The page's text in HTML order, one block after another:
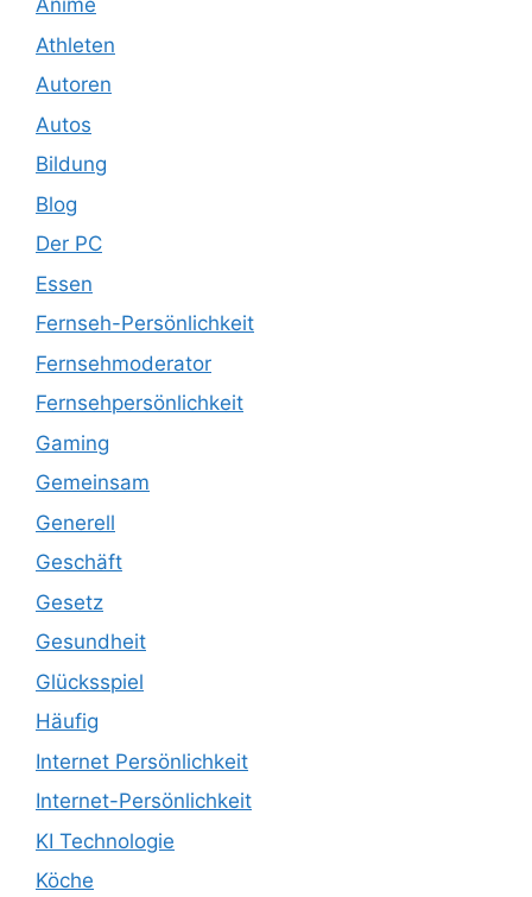
Anime
Athleten
Autoren
Autos
Bildung
Blog
Der PC
Essen
Fernseh-Persönlichkeit
Fernsehmoderator
Fernsehpersönlichkeit
Gaming
Gemeinsam
Generell
Geschäft
Gesetz
Gesundheit
Glücksspiel
Häufig
Internet Persönlichkeit
Internet-Persönlichkeit
KI Technologie
Köche